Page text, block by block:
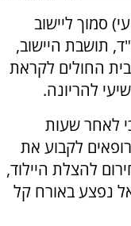
סמוך ליישוב
תושבת היישוב,
החולים לקראת
להריונה.
לאחר שעות
לקבוע את
להצלת היילוד,
נפצע באורח קל